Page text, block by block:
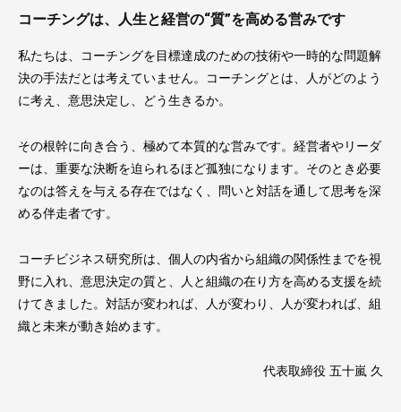
コーチングは、人生と経営の“質”を高める営みです
私たちは、コーチングを目標達成のための技術や一時的な問題解
決の手法だとは考えていません。コーチングとは、人がどのよう
に考え、意思決定し、どう生きるか。
その根幹に向き合う、極めて本質的な営みです。経営者やリーダ
ーは、重要な決断を迫られるほど孤独になります。そのとき必要
なのは答えを与える存在ではなく、問いと対話を通して思考を深
める伴走者です。
コーチビジネス研究所は、個人の内省から組織の関係性までを視
野に入れ、意思決定の質と、人と組織の在り方を高める支援を続
けてきました。対話が変われば、人が変わり、人が変われば、組
織と未来が動き始めます。
代表取締役 五十嵐 久